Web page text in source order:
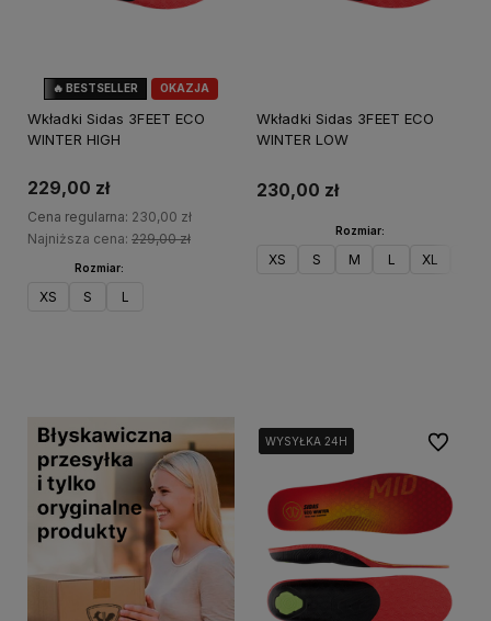
OKAZJA
🔥 BESTSELLER
Wkładki Sidas 3FEET ECO
WINTER HIGH
229,00 zł
Cena regularna: 230,00 zł
Najniższa cena: 229,00 zł
Rozmiar:
XS S L
Wkładki Sidas 3FEET ECO
WINTER LOW
230,00 zł
Rozmiar:
XS S M L XL
WYSYŁKA 24H
WYSYŁKA 24H
WYSYŁKA 24H Do